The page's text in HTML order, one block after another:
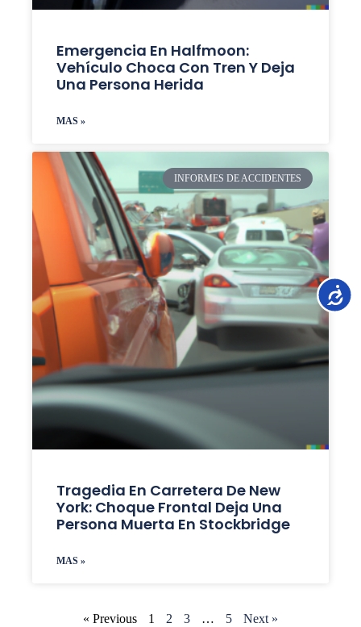
Emergencia En Halfmoon:
Vehículo Choca Con Tren Y Deja
Una Persona Herida
MAS »
INFORMES DE ACCIDENTES
Tragedia En Carretera De New
York: Choque Frontal Deja Una
Persona Muerta En Stockbridge
MAS »
« Previous 1 2 3 … 5 Next »